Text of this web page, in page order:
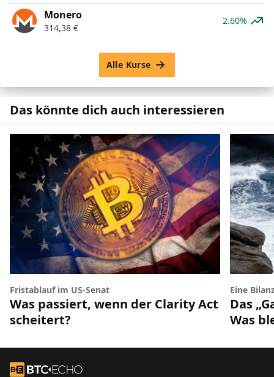
Monero
314,38 €
2.60%
Alle Kurse
Das könnte dich auch interessieren
Fristablauf im US-Senat
Was passiert, wenn der Clarity Act
scheitert?
Eine
Das
Was
Zur Startseite